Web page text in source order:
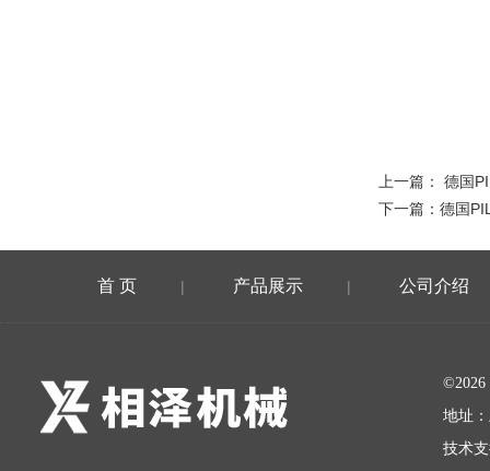
上一篇： 德国
下一篇： 德国
首 页 | 产品展示 | 公司介绍
地址
技术